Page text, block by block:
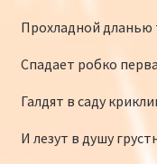
Прохладной дланью
Спадает робко
Галдят в саду
И лезут в душу